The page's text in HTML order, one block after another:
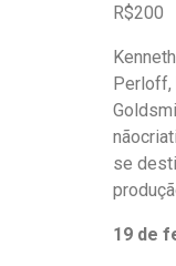
R$200
Perloff,
se
19 de